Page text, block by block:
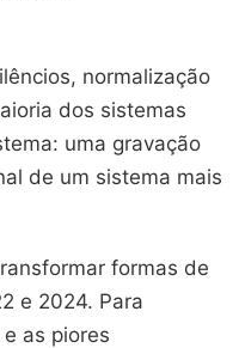
normalização
dos sistemas
uma gravação
de um sistema mais
formas de
e 2024. Para
as piores